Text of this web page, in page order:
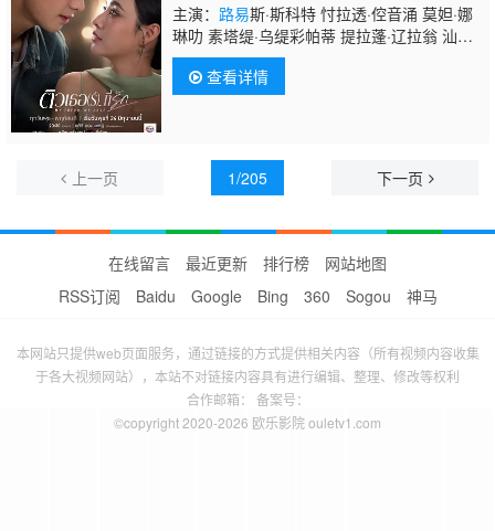
主演： 路易斯·斯科特 忖拉透·倥音涌 莫妲·娜
琳叻 素塔缇·乌缇彩帕蒂 提拉蓬·辽拉翁 汕佩
奇·库纳康
查看详情
上一页 1/205 下一页
在线留言 最近更新 排行榜
网站地图
RSS订阅
Baidu Google Bing 360 Sogou 神马
本网站只提供web页面服务，通过链接的方式提供相关内容（所有视频内容收集
于各大视频网站），本站不对链接内容具有进行编辑、整理、修改等权利
合作邮箱： 备案号：
©copyright 2020-2026 欧乐影院 ouletv1.com